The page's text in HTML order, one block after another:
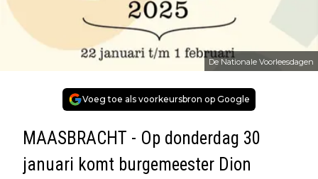
De Nationale Voorleesdagen
Voeg toe als voorkeursbron op Google
MAASBRACHT - Op donderdag 30
januari komt burgemeester Dion